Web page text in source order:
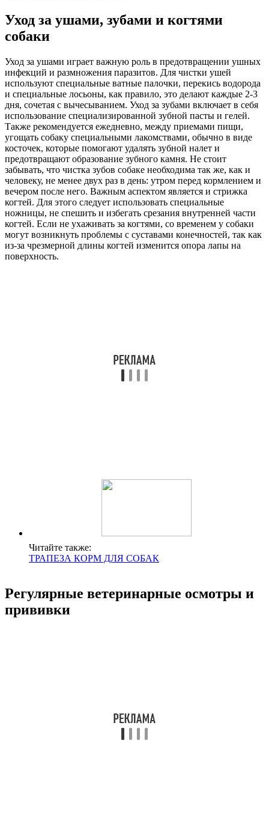
Уход за ушами, зубами и когтями
собаки
Уход за ушами играет важную роль в предотвращении ушных
инфекций и размножения паразитов. Для чистки ушей
используют специальные ватные палочки, перекись водорода
и специальные лосьоны, как правило, это делают каждые 2-3
дня, сочетая с вычесыванием. Уход за зубами включает в себя
использование специализированной зубной пасты и гелей.
Также рекомендуется ежедневно, между приемами пищи,
угощать собаку специальными лакомствами, обычно в виде
косточек, которые помогают удалять зубной налет и
предотвращают образование зубного камня. Не стоит
забывать, что чистка зубов собаке необходима так же, как и
человеку, не менее двух раз в день: утром перед кормлением и
вечером после него. Важным аспектом является и стрижка
когтей. Для этого следует использовать специальные
ножницы, не спешить и избегать срезания внутренней части
когтей. Если не ухаживать за когтями, со временем у собаки
могут возникнуть проблемы с суставами конечностей, так как
из-за чрезмерной длины когтей изменится опора лапы на
поверхность.
Читайте также:
ТРАПЕЗА КОРМ ДЛЯ СОБАК
Регулярные ветеринарные осмотры и
прививки